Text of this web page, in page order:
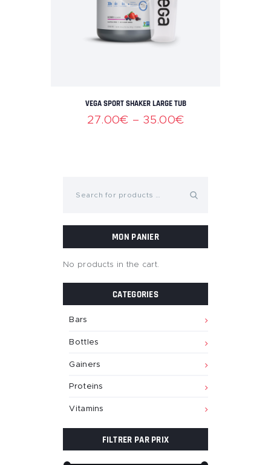
VEGA SPORT SHAKER LARGE TUB
27.00€ – 35.00€
MON PANIER
No products in the cart.
CATEGORIES
Bars
Bottles
Gainers
Proteins
Vitamins
FILTRER PAR PRIX